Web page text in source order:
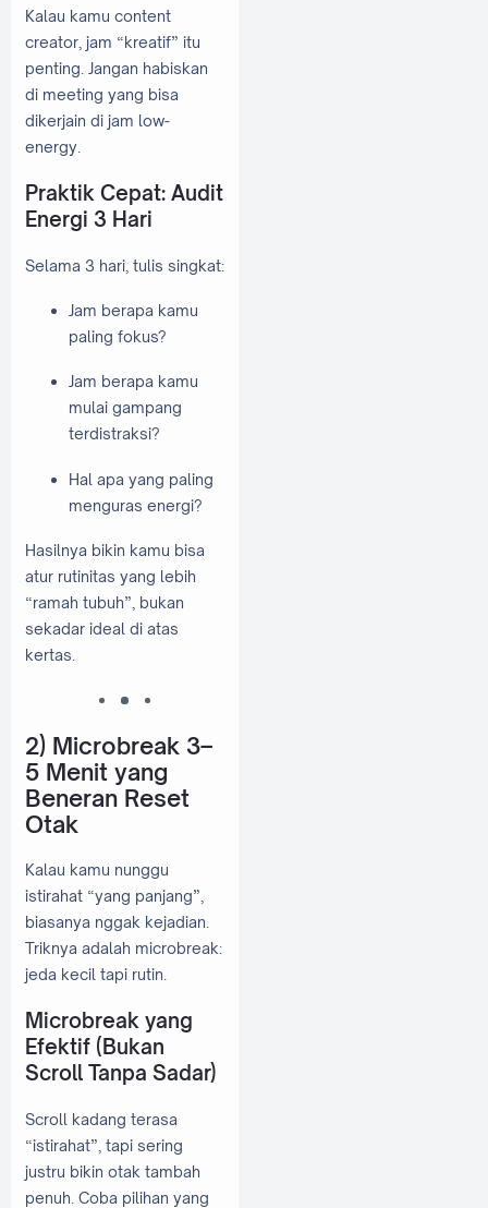
Kalau kamu content
creator, jam “kreatif” itu
penting. Jangan habiskan
di meeting yang bisa
dikerjain di jam low-
energy.
Praktik Cepat: Audit
Energi 3 Hari
Selama 3 hari, tulis singkat:
Jam berapa kamu
paling fokus?
Jam berapa kamu
mulai gampang
terdistraksi?
Hal apa yang paling
menguras energi?
Hasilnya bikin kamu bisa
atur rutinitas yang lebih
“ramah tubuh”, bukan
sekadar ideal di atas
kertas.
2) Microbreak 3–
5 Menit yang
Beneran Reset
Otak
Kalau kamu nunggu
istirahat “yang panjang”,
biasanya nggak kejadian.
Triknya adalah microbreak:
jeda kecil tapi rutin.
Microbreak yang
Efektif (Bukan
Scroll Tanpa Sadar)
Scroll kadang terasa
“istirahat”, tapi sering
justru bikin otak tambah
penuh. Coba pilihan yang